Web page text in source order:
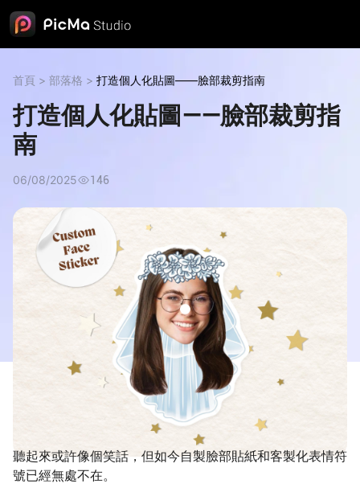
首頁 > 部落格 > 打造個人化貼圖——臉部裁剪指南
打造個人化貼圖——臉部裁剪指
南
06/08/2025 146
聽起來或許像個笑話，但如今自製臉部貼紙和客製化表情符
號已經無處不在。